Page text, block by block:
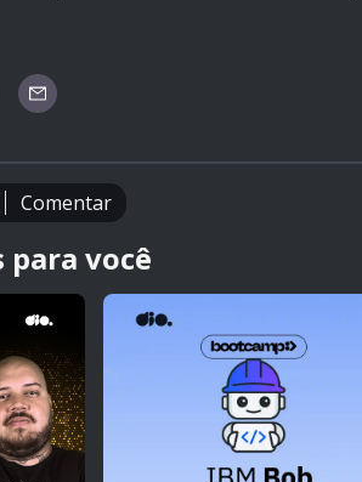
Comentar
para você